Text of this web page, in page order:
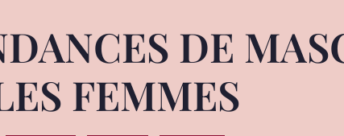
DE
FEMMES